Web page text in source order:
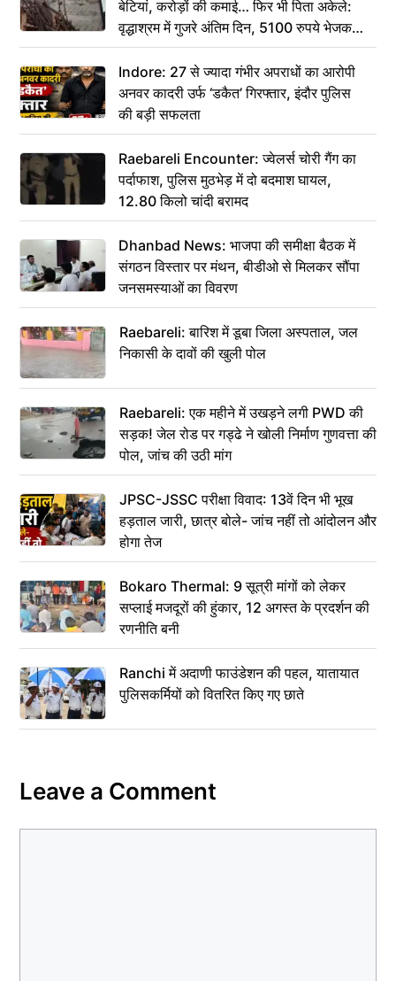
बेटियां, करोड़ों की कमाई… फिर भी पिता अकेले:
वृद्धाश्रम में गुजरे अंतिम दिन, 5100 रुपये भेजकर
कहा– अंतिम संस्कार कर दीजिए हम नहीं आ पाएंगे
Indore: 27 से ज्यादा गंभीर अपराधों का आरोपी
अनवर कादरी उर्फ ‘डकैत’ गिरफ्तार, इंदौर पुलिस
की बड़ी सफलता
Raebareli Encounter: ज्वेलर्स चोरी गैंग का
पर्दाफाश, पुलिस मुठभेड़ में दो बदमाश घायल,
12.80 किलो चांदी बरामद
Dhanbad News: भाजपा की समीक्षा बैठक में
संगठन विस्तार पर मंथन, बीडीओ से मिलकर सौंपा
जनसमस्याओं का विवरण
Raebareli: बारिश में डूबा जिला अस्पताल, जल
निकासी के दावों की खुली पोल
Raebareli: एक महीने में उखड़ने लगी PWD की
सड़क! जेल रोड पर गड्ढे ने खोली निर्माण गुणवत्ता की
पोल, जांच की उठी मांग
JPSC-JSSC परीक्षा विवाद: 13वें दिन भी भूख
हड़ताल जारी, छात्र बोले- जांच नहीं तो आंदोलन और
होगा तेज
Bokaro Thermal: 9 सूत्री मांगों को लेकर
सप्लाई मजदूरों की हुंकार, 12 अगस्त के प्रदर्शन की
रणनीति बनी
Ranchi में अदाणी फाउंडेशन की पहल, यातायात
पुलिसकर्मियों को वितरित किए गए छाते
Leave a Comment